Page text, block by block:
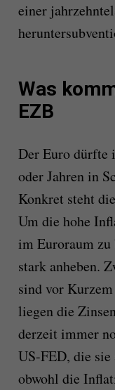
einer
Was
EZB
Der Euro dürfte
oder Jahren in
Konkret steht
Um die hohe
im Euroraum zu
stark anheben.
sind vor
liegen die
derzeit immer
US-FED, die
obwohl die